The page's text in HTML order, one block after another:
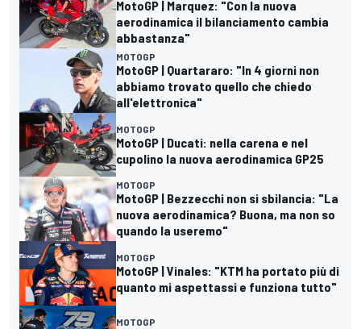
MotoGP | Marquez: "Con la nuova
aerodinamica il bilanciamento cambia
abbastanza"
MOTOGP
MotoGP | Quartararo: "In 4 giorni non
abbiamo trovato quello che chiedo
all'elettronica"
MOTOGP
MotoGP | Ducati: nella carena e nel
cupolino la nuova aerodinamica GP25
MOTOGP
MotoGP | Bezzecchi non si sbilancia: "La
nuova aerodinamica? Buona, ma non so
quando la useremo"
MOTOGP
MotoGP | Vinales: "KTM ha portato più di
quanto mi aspettassi e funziona tutto"
MOTOGP